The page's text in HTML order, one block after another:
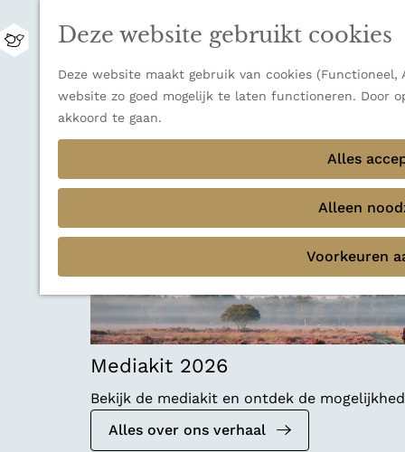
Deze website gebruikt cookies
Deze website maakt gebruik van cookies
website zo goed mogelijk te laten functioneren. Door
akkoord te gaan.
Alles
Alleen
Voorkeuren
M
n
u
bestemming voor wie houdt van natuur,
Sluiten
Thema's
Verborgen parels
Terug Ons verhaal
Mediakit 2026
Bekijk de mediakit en ontdek de
Alles over ons verhaal